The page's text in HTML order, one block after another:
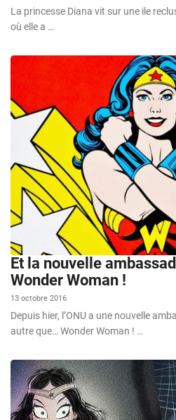
La princesse Diana vit sur une ile
où elle a …
Et la nouvelle
Wonder Woman !
13 octobre 2016
Depuis hier, l’ONU a une nouvelle
autre que… Wonder Woman ! …